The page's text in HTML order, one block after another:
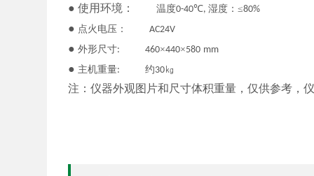
● 使用环境 ： 温度0-40℃,湿度：≤80%
● 点火电压： AC24V
● 外形尺寸: 460×440×580 mm
● 主机重量: 约30 ㎏
注：仪器外观图片和尺寸体积重量，仅供参考，